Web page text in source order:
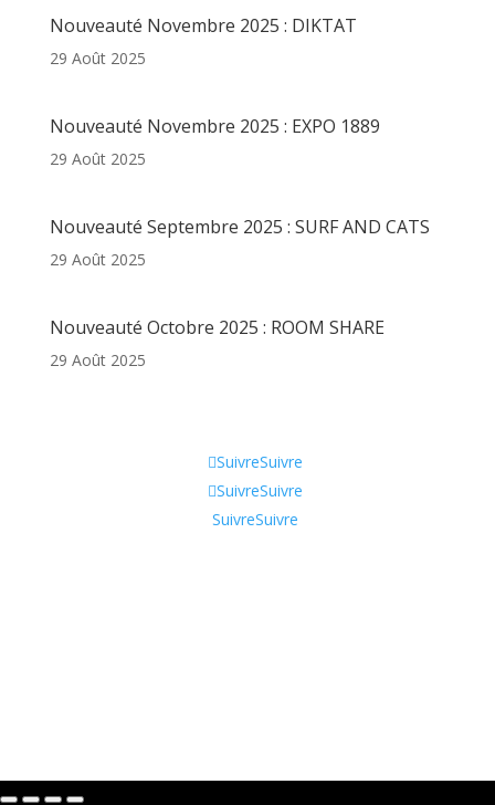
Nouveauté Novembre 2025 : DIKTAT
29 Août 2025
Nouveauté Novembre 2025 : EXPO 1889
29 Août 2025
Nouveauté Septembre 2025 : SURF AND CATS
29 Août 2025
Nouveauté Octobre 2025 : ROOM SHARE
29 Août 2025
SuivreSuivre
SuivreSuivre
SuivreSuivre